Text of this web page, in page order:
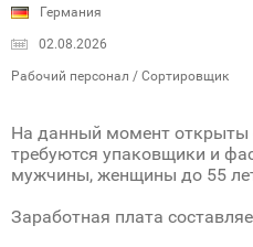
Германия
02.08.2026
Рабочий персонал / Сортировщик
На данный момент открыты
требуются упаковщики и
мужчины, женщины до 55
Заработная плата